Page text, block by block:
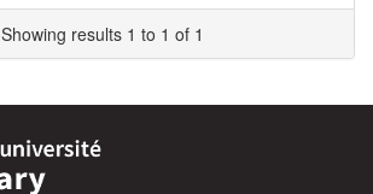
Showing results 1 to 1 of 1